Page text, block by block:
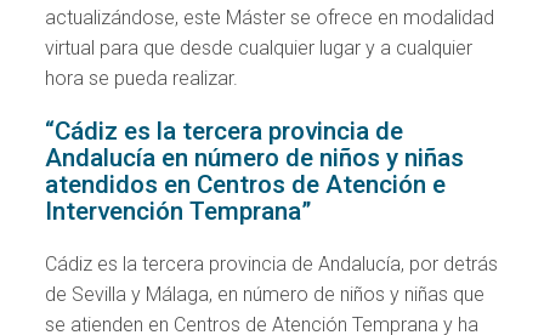
actualizándose, este Máster se ofrece en modalidad
virtual para que desde cualquier lugar y a cualquier
hora se pueda realizar.
“Cádiz es la tercera provincia de
Andalucía en número de niños y niñas
atendidos en Centros de Atención e
Intervención Temprana”
Cádiz es la tercera provincia de Andalucía, por detrás
de Sevilla y Málaga, en número de niños y niñas que
se atienden en Centros de Atención Temprana y ha